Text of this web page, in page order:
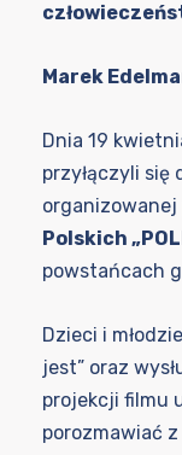
Marek
Dnia 19
przyłączyli się
organizowanej
Polskich
powstańcach
Dzieci i
jest” oraz
projekcji filmu
porozmawiać